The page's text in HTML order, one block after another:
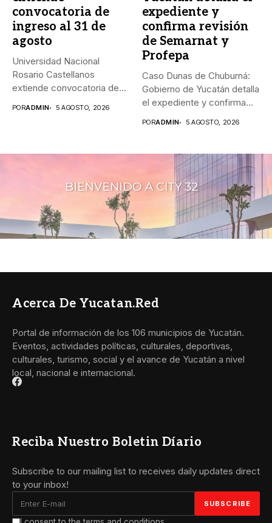
convocatoria de
ingreso al 31 de
agosto
Universidad Nacional
Rosario Castellanos
extiende convocatoria de
PORADMIN 5 AGOSTO, 2026
expediente y
confirma revisión
de Semarnat y
Profepa
Caso Dunas de Chuburná:
Gobierno de Yucatán detalla
el expediente y confirma...
PORADMIN 5 AGOSTO, 2026
Acerca De Yucatan.red
Portal de información de los 106 municipios de Yucatán.
Eventos, actividades políticas, culturales, deportivas,
culturales, turismo, social y el avance de Yucatán a nivel
local, nacional e internacional.
Reciba Nuestro Boletin Díario
Subscribe to our mailing list to receives daily updates direct
to your inbox!